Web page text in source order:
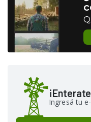
Ingresá tu